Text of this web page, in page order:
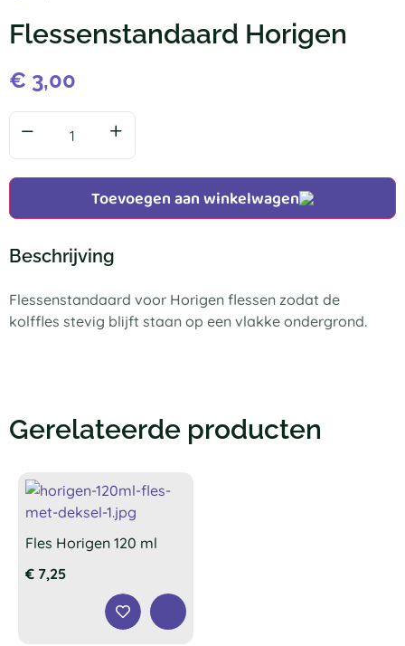
Flessenstandaard Horigen
€ 3,00
Toevoegen aan winkelwagen
Beschrijving
Flessenstandaard voor Horigen flessen zodat de
kolffles stevig blijft staan op een vlakke ondergrond.
Gerelateerde producten
Fles Horigen 120 ml
€ 7,25